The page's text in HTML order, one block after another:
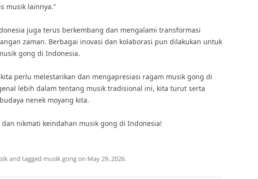
musik lainnya.”
juga terus berkembang dan mengalami transformasi
zaman. Berbagai inovasi dan kolaborasi pun dilakukan untuk
gong di Indonesia.
perlu melestarikan dan mengapresiasi ragam musik gong di
lebih dalam tentang musik tradisional ini, kita turut serta
nenek moyang kita.
dan nikmati keindahan musik gong di Indonesia!
and tagged musik gongon May 29, 2026.